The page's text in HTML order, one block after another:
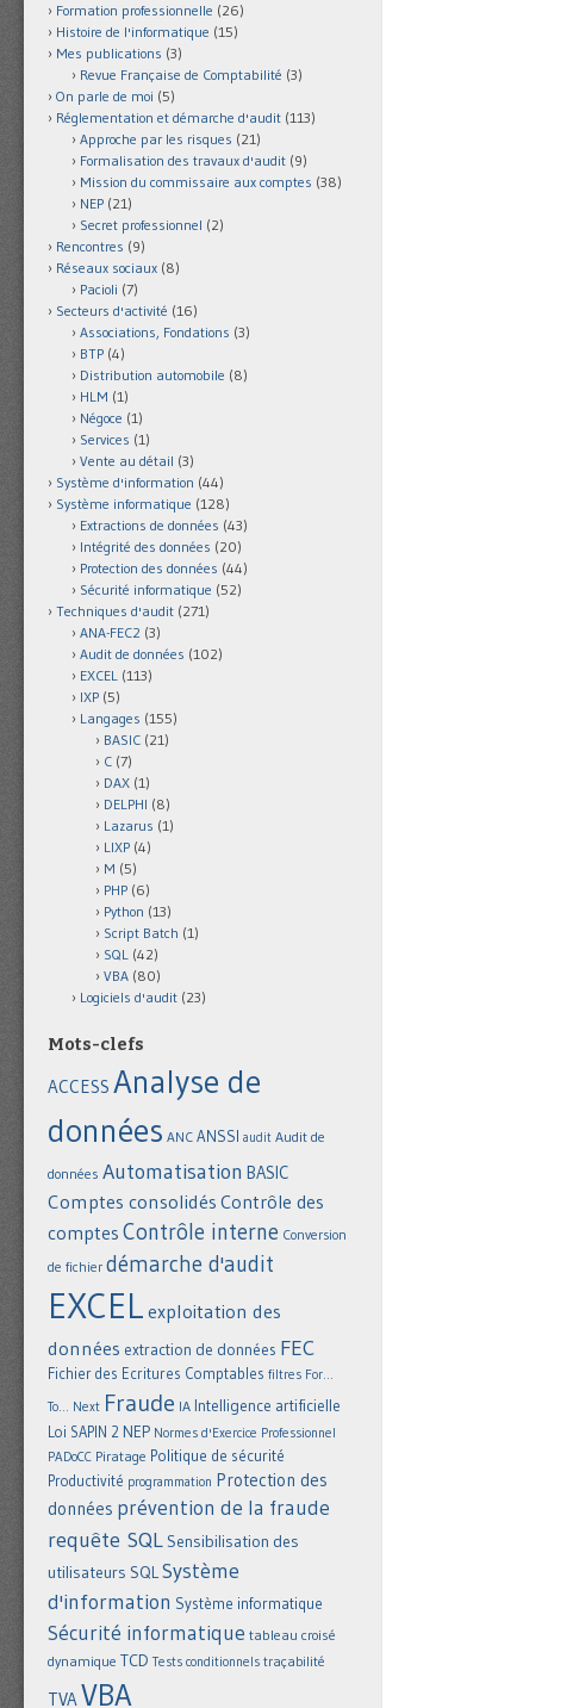
Formation professionnelle (26)
Histoire de l'informatique (15)
Mes publications (3)
Revue Française de Comptabilité (3)
On parle de moi (5)
Réglementation et démarche d'audit (113)
Approche par les risques (21)
Formalisation des travaux d'audit (9)
Mission du commissaire aux comptes (38)
NEP (21)
Secret professionnel (2)
Rencontres (9)
Réseaux sociaux (8)
Pacioli (7)
Secteurs d'activité (16)
Associations, Fondations (3)
BTP (4)
Distribution automobile (8)
HLM (1)
Négoce (1)
Services (1)
Vente au détail (3)
Système d'information (44)
Système informatique (128)
Extractions de données (43)
Intégrité des données (20)
Protection des données (44)
Sécurité informatique (52)
Techniques d'audit (271)
ANA-FEC2 (3)
Audit de données (102)
EXCEL (113)
IXP (5)
Langages (155)
BASIC (21)
C (7)
DAX (1)
DELPHI (8)
Lazarus (1)
LIXP (4)
M (5)
PHP (6)
Python (13)
Script Batch (1)
SQL (42)
VBA (80)
Logiciels d'audit (23)
Mots-clefs
ACCESS Analyse de
données ANC ANSSI audit Audit de
données Automatisation BASIC
Comptes consolidés Contrôle des
comptes Contrôle interne Conversion
de fichier démarche d'audit
EXCEL exploitation des
données extraction de données FEC
Fichier des Ecritures Comptables filtres For...
To... Next Fraude IA Intelligence artificielle
Loi SAPIN 2 NEP Normes d'Exercice Professionnel
PADoCC Piratage Politique de sécurité
Productivité programmation Protection des
données prévention de la fraude
requête SQL Sensibilisation des
utilisateurs SQLSystème
d'information Système informatique
Sécurité informatique tableau croisé
dynamique TCD Tests conditionnels traçabilité
TVAVBA